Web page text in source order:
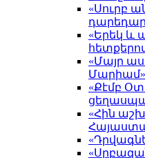
«Սուրբ
«Երեկ և
«Մայր
Մարիամ»
«Քէմբ
«Հին